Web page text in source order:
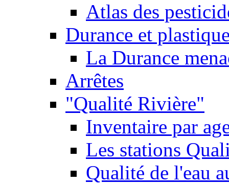
Atlas des
Durance et
La Durance
Arrêtes
"Qualité Rivière"
Inventaire par
Les stations
Qualité de l'eau